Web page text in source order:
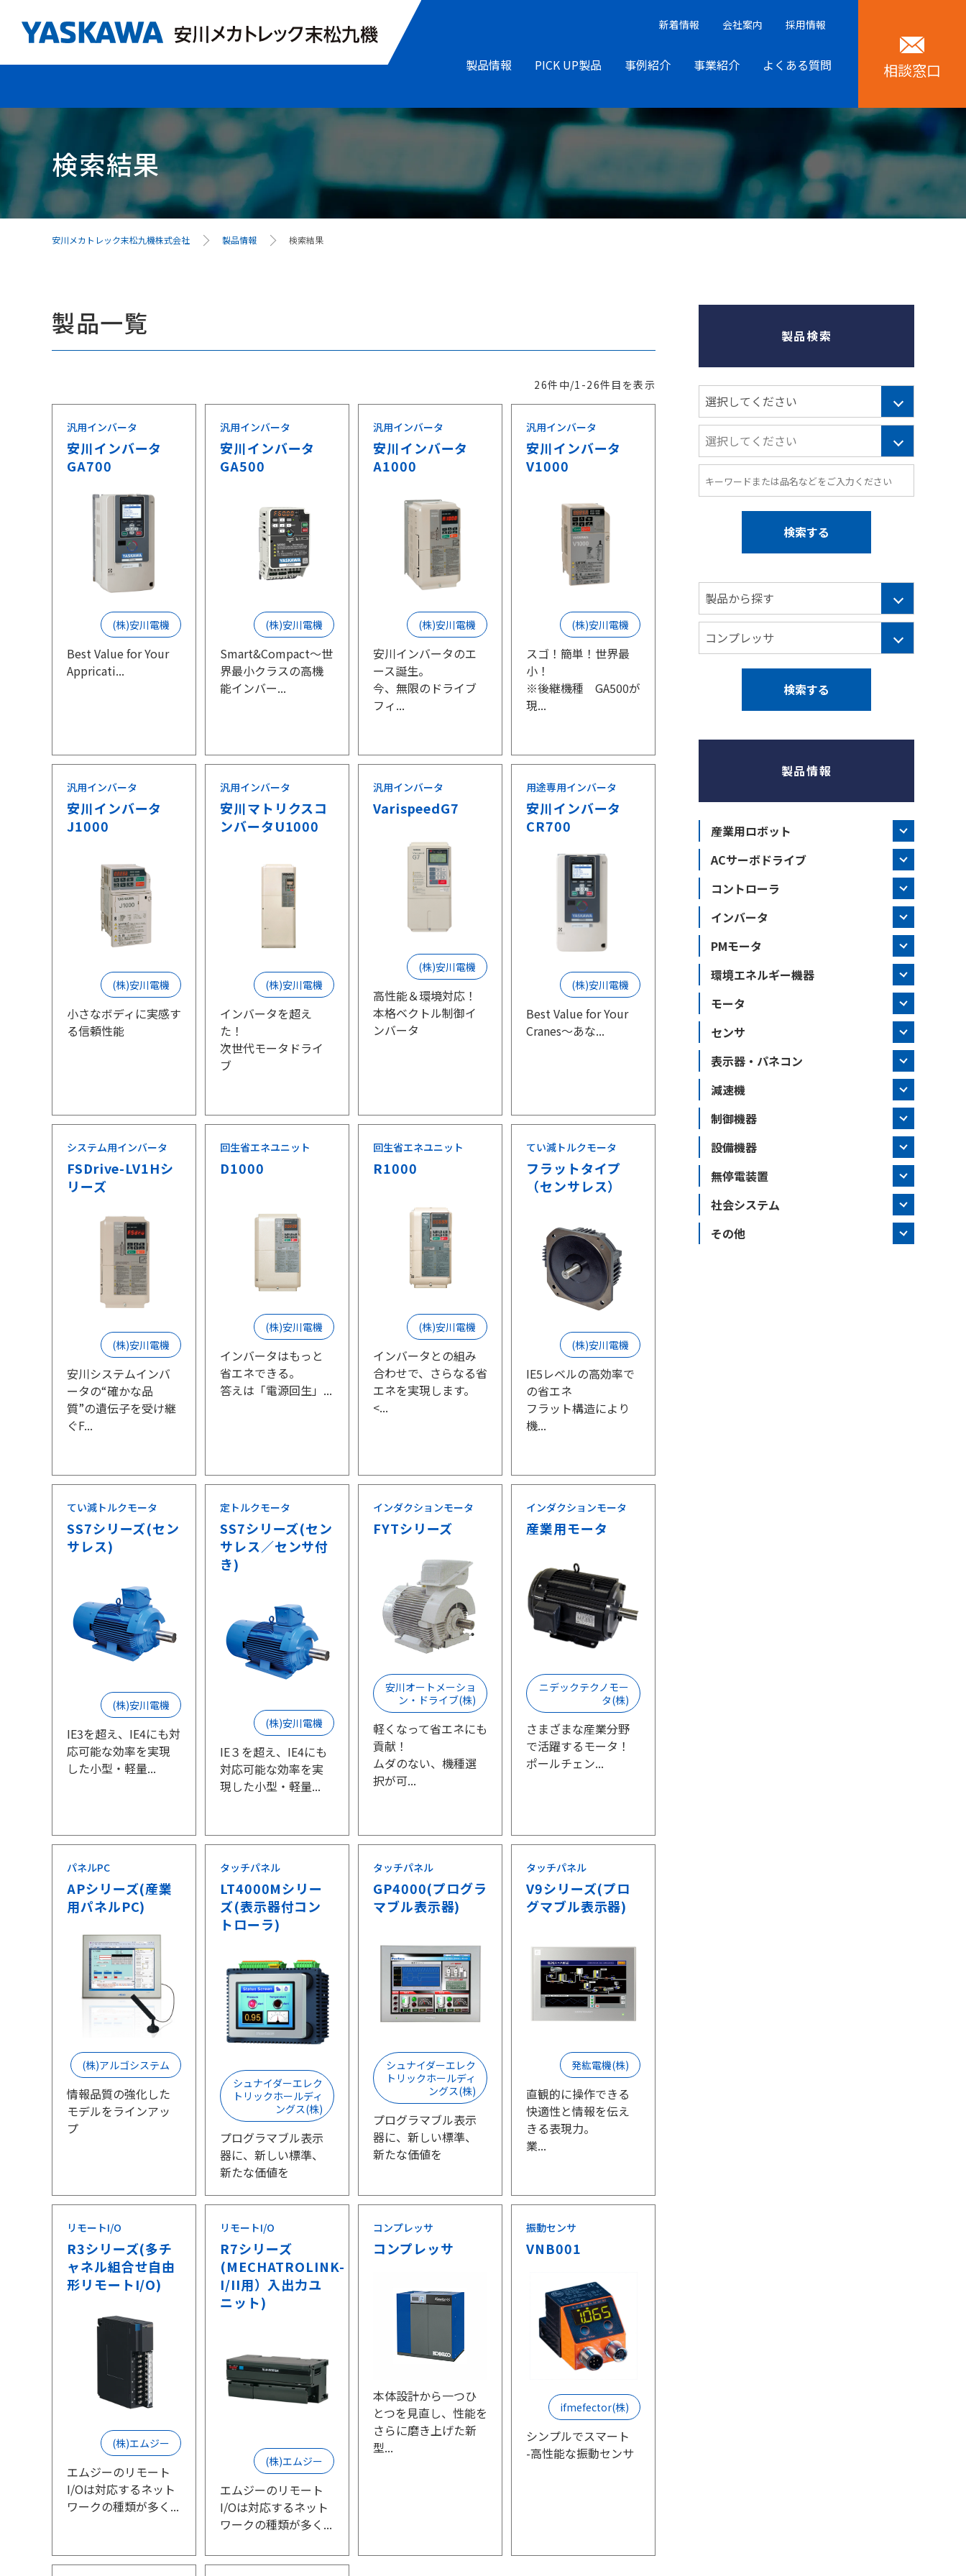
新着情報 会社案内 採用情報
製品情報 PICK UP製品 事例紹介 事業紹介 よくある質問 相談窓口
検索結果
安川メカトレック末松九機株式会社 製品情報 検索結果
製品一覧
26件中/1-26件目を表示
汎用インバータ
安川インバータ
GA700
(株)安川電機
Best Value for Your
Appricati...
汎用インバータ
安川インバータ
GA500
(株)安川電機
Smart&Compact～世
界最小クラスの高機
能インバー...
汎用インバータ
安川インバータ
A1000
(株)安川電機
安川インバータのエ
ース誕生。
今、無限のドライブ
フィ...
汎用インバータ
安川インバータ
V1000
(株)安川電機
スゴ！簡単！世界最
小！
※後継機種 GA500が
現...
汎用インバータ
安川インバータ
J1000
(株)安川電機
小さなボディに実感す
る信頼性能
汎用インバータ
安川マトリクスコ
ンバータU1000
(株)安川電機
インバータを超え
た！
次世代モータドライ
ブ
汎用インバータ
VarispeedG7
(株)安川電機
高性能＆環境対応！
本格ベクトル制御イ
ンバータ
用途専用インバータ
安川インバータ
CR700
(株)安川電機
Best Value for Your
Cranes～あな...
システム用インバータ
FSDrive-LV1Hシ
リーズ
(株)安川電機
安川システムインバ
ータの“確かな品
質”の遺伝子を受け継
ぐF...
回生省エネユニット
D1000
(株)安川電機
インバータはもっと
省エネできる。
答えは「電源回生」...
回生省エネユニット
R1000
(株)安川電機
インバータとの組み
合わせで、さらなる省
エネを実現します。
<...
てい減トルクモータ
フラットタイプ
（センサレス）
(株)安川電機
IE5レベルの高効率で
の省エネ
フラット構造により
機...
てい減トルクモータ
SS7シリーズ(セン
サレス)
(株)安川電機
IE3を超え、IE4にも対
応可能な効率を実現
した小型・軽量...
定トルクモータ
SS7シリーズ(セン
サレス／センサ付
き)
(株)安川電機
IE３を超え、IE4にも
対応可能な効率を実
現した小型・軽量...
インダクションモータ
FYTシリーズ
安川オートメーショ
ン・ドライブ(株)
軽くなって省エネにも
貢献！
ムダのない、機種選
択が可...
インダクションモータ
産業用モータ
ニデックテクノモー
タ(株)
さまざまな産業分野
で活躍するモータ！
ポールチェン...
パネルPC
APシリーズ(産業
用パネルPC)
(株)アルゴシステム
情報品質の強化した
モデルをラインアッ
プ
タッチパネル
LT4000Mシリー
ズ(表示器付コン
トローラ)
シュナイダーエレク
トリックホールディ
ングス(株)
プログラマブル表示
器に、新しい標準、
新たな価値を
タッチパネル
GP4000(プログラ
マブル表示器)
シュナイダーエレク
トリックホールディ
ングス(株)
プログラマブル表示
器に、新しい標準、
新たな価値を
タッチパネル
V9シリーズ(プロ
グマブル表示器)
発紘電機(株)
直観的に操作できる
快適性と情報を伝え
きる表現力。
業...
リモートI/O
R3シリーズ(多チ
ャネル組合せ自由
形リモートI/O)
(株)エムジー
エムジーのリモート
I/Oは対応するネット
ワークの種類が多く...
リモートI/O
R7シリーズ
(MECHATROLINK-
I/II用）入出力ユ
ニット)
(株)エムジー
エムジーのリモート
I/Oは対応するネット
ワークの種類が多く...
コンプレッサ
コンプレッサ
本体設計から一つひ
とつを見直し、性能を
さらに磨き上げた新
型...
振動センサ
VNB001
ifmefector(株)
シンプルでスマート
-高性能な振動センサ
製品検索
製品情報
産業用ロボット
ACサーボドライブ
コントローラ
インバータ
PMモータ
環境エネルギー機器
モータ
センサ
表示器・パネコン
減速機
制御機器
設備機器
無停電装置
社会システム
その他